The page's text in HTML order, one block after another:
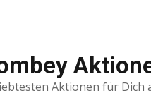
Aktionen für Dich